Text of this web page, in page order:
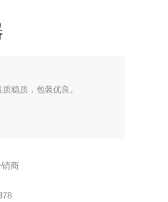
稳质，包装优良。
商